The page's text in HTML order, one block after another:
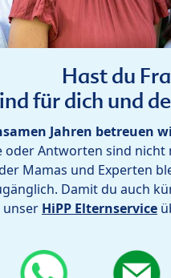
Hast du
für dich und
Jahren betreuen
oder Antworten sind
Mamas und Experten
Damit du auch
HiPP Elternservice